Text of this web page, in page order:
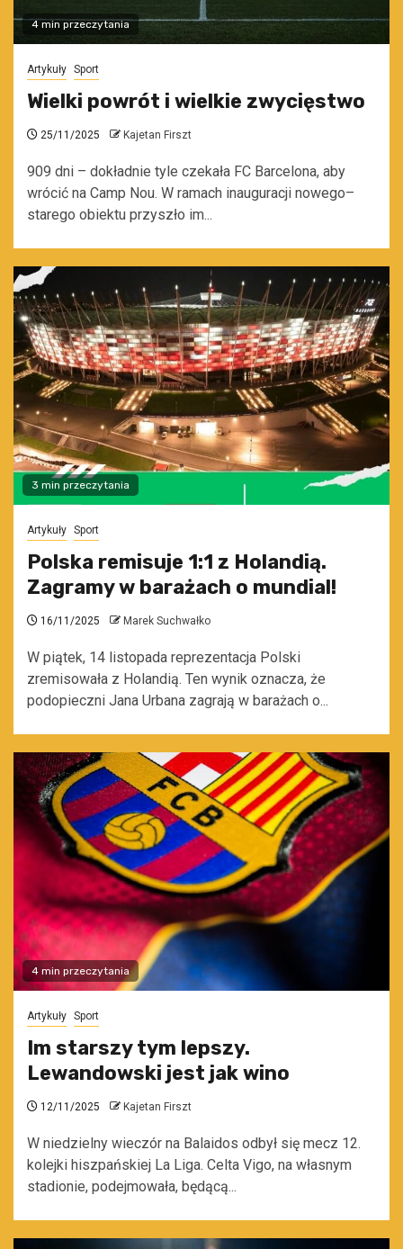
4 min przeczytania
Artykuły Sport
Wielki powrót i wielkie zwycięstwo
25/11/2025 Kajetan Firszt
909 dni – dokładnie tyle czekała FC Barcelona, aby
wrócić na Camp Nou. W ramach inauguracji nowego–
starego obiektu przyszło im...
3 min przeczytania
Artykuły Sport
Polska remisuje 1:1 z Holandią.
Zagramy w barażach o mundial!
16/11/2025 Marek Suchwałko
W piątek, 14 listopada reprezentacja Polski
zremisowała z Holandią. Ten wynik oznacza, że
podopieczni Jana Urbana zagrają w barażach o...
4 min przeczytania
Artykuły Sport
Im starszy tym lepszy.
Lewandowski jest jak wino
12/11/2025 Kajetan Firszt
W niedzielny wieczór na Balaidos odbył się mecz 12.
kolejki hiszpańskiej La Liga. Celta Vigo, na własnym
stadionie, podejmowała, będącą...